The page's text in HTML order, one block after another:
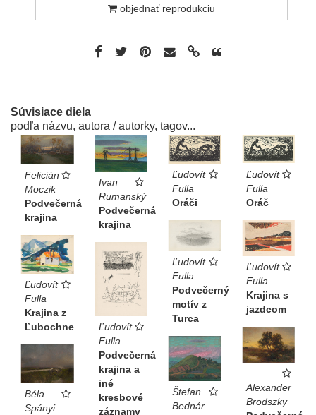
objednať reprodukciu
Súvisiace diela
podľa názvu, autora / autorky, tagov...
Felicián
Moczik
Podvečerná
krajina
Ivan
Rumanský
Podvečerná
krajina
Ľudovít
Fulla
Oráči
Ľudovít
Fulla
Oráč
Ľudovít
Fulla
Krajina s
jazdcom
Ľudovít
Fulla
Podvečerný
motív z
Turca
Ľudovít
Fulla
Krajina z
Ľubochne
Ľudovít
Fulla
Podvečerná
krajina a
iné
kresbové
záznamy
Alexander
Brodszky
Štefan
Bednár
Béla
Spányi